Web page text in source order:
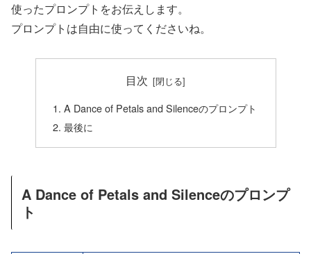
使ったプロンプトをお伝えします。
プロンプトは自由に使ってくださいね。
目次
A Dance of Petals and Silenceのプロンプト
最後に
A Dance of Petals and Silenceのプロンプ
ト